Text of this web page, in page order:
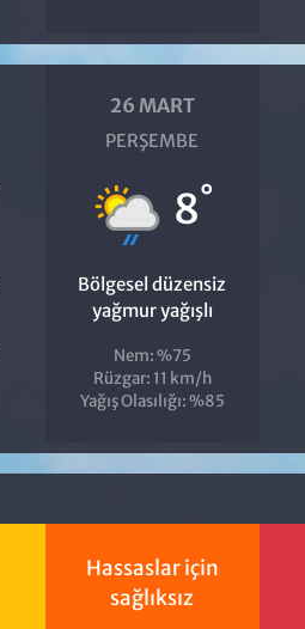
26 MART
PERŞEMBE
8°
Bölgesel düzensiz
yağmur yağışlı
Nem: %75
Rüzgar: 11 km/h
Yağış Olasılığı: %85
Hassaslar için
sağlıksız